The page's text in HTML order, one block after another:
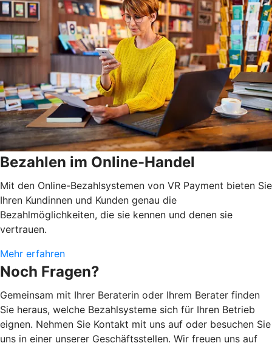
Bezahlen im Online-Handel
Mit den Online-Bezahlsystemen von VR Payment bieten Sie
Ihren Kundinnen und Kunden genau die
Bezahlmöglichkeiten, die sie kennen und denen sie
vertrauen.
Mehr erfahren
Noch Fragen?
Gemeinsam mit Ihrer Beraterin oder Ihrem Berater finden
Sie heraus, welche Bezahlsysteme sich für Ihren Betrieb
eignen. Nehmen Sie Kontakt mit uns auf oder besuchen Sie
uns in einer unserer Geschäftsstellen. Wir freuen uns auf